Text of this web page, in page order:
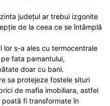
județul ar trebui izgonite
de la ceea ce se întâmplă
lor s-a ales cu termocentrale
fata pamantului,
doar cu bani.
sa protejeze fostele situri
de mafia imobiliara, astfel
fi transformate în